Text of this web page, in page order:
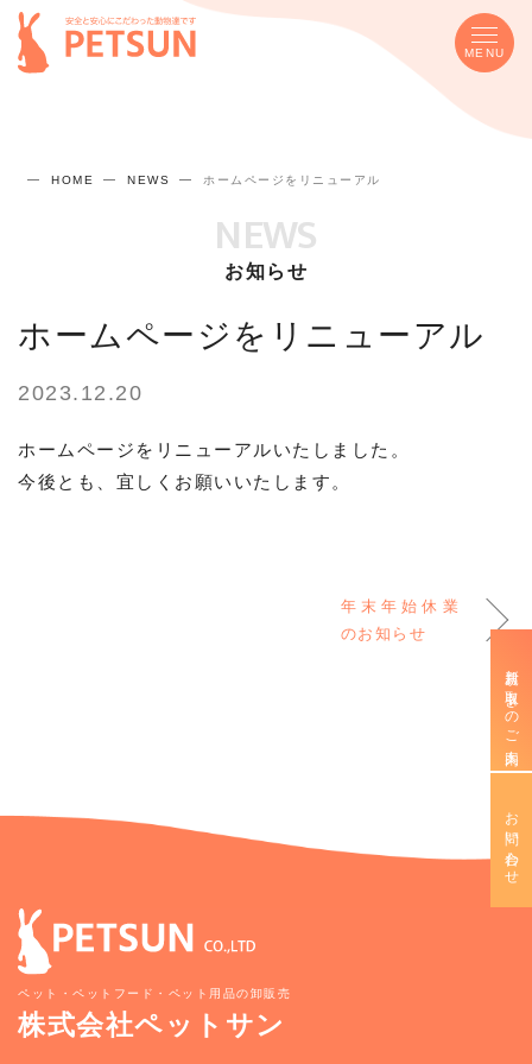
MENU
HOME NEWS ホームページをリニューアル
NEWS
お知らせ
ホームページをリニューアル
2023.12.20
ホームページをリニューアルいたしました。
今後とも、宜しくお願いいたします。
年末年始休業
のお知らせ
ペット・ペットフード・ペット用品の卸販売
株式会社ペットサン
新規お取引きのご案内
お問い合わせ